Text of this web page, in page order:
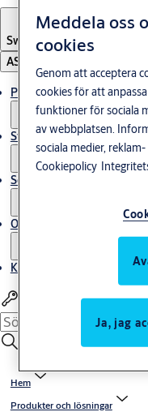
Sweden·Svenska
ASSA ABLOY Group
Produkter och lösningar
Stories
Service
Om oss
Kontakta oss
Logga in Partner Area
Hem
Produkter och lösningar
Meddela oss
cookies
Genom att acceptera
cookies för att
funktioner för sociala
av webbplatsen.
sociala medier,
Cookiepolicy
Ja, jag